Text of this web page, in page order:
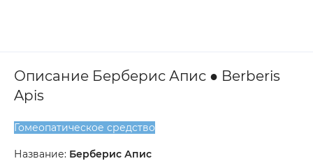
Описание Берберис Апис ● Berberis
Apis
Гомеопатическое средство
Название: Берберис Апис